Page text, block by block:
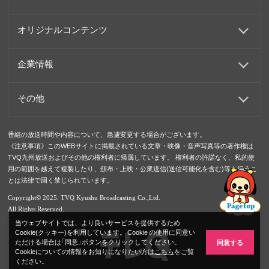
オリジナルコンテンツ
企業情報
その他
番組の放送時間や内容について、急遽変更する場合がございます。
《注意事項》このWEBサイトに掲載されている文章・映像・音声写真等の著作権は
TVQ九州放送およびその他の権利者に帰属しています。 権利者の許諾なく、私的使
用の範囲を越えて複製したり、頒布・上映・公衆送信(送信可能化を含む)等を行うこ
とは法律で固く禁じられています。
Copyright© 2025. TVQ Kyushu Broadcasting Co.,Ltd.
All Rights Reserved.
当ウェブサイトでは、より良いサービスを提供するため
Cookie(クッキー)を利用しています。 Cookie の使用に同意い
ただける場合は「同意」ボタンをクリックしてください。
Cookieについての情報をお知りになりたい方はこちらをご覧
ください。
同意する